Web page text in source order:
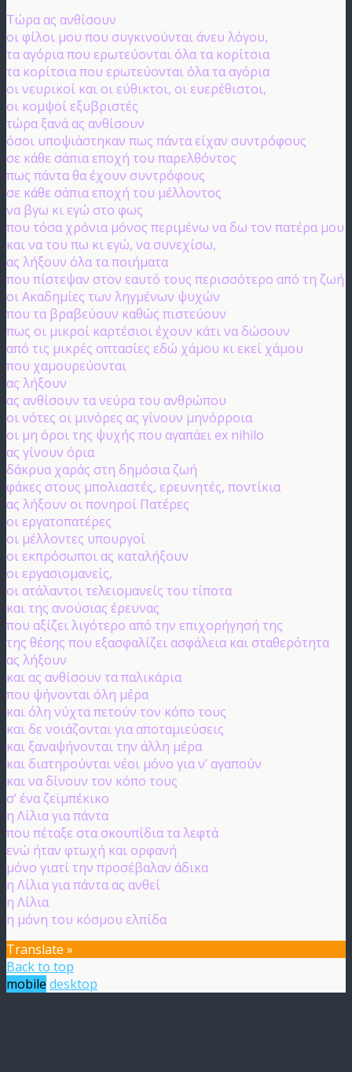
Τώρα ας ανθίσουν
οι φίλοι μου που συγκινούνται άνευ λόγου,
τα αγόρια που ερωτεύονται όλα τα κορίτσια
τα κορίτσια που ερωτεύονται όλα τα αγόρια
οι νευρικοί και οι εύθικτοι, οι ευερέθιστοι,
οι κομψοί εξυβριστές
τώρα ξανά ας ανθίσουν
όσοι υποψιάστηκαν πως πάντα είχαν συντρόφους
σε κάθε σάπια εποχή του παρελθόντος
πως πάντα θα έχουν συντρόφους
σε κάθε σάπια εποχή του μέλλοντος
να βγω κι εγώ στο φως
που τόσα χρόνια μόνος περιμένω να δω τον πατέρα μου
και να του πω κι εγώ, να συνεχίσω,
ας λήξουν όλα τα ποιήματα
που πίστεψαν στον εαυτό τους περισσότερο από τη ζωή
οι Ακαδημίες των ληγμένων ψυχών
που τα βραβεύουν καθώς πιστεύουν
πως οι μικροί καρτέσιοι έχουν κάτι να δώσουν
από τις μικρές οπτασίες εδώ χάμου κι εκεί χάμου
που χαμουρεύονται
ας λήξουν
ας ανθίσουν τα νεύρα του ανθρώπου
οι νότες οι μινόρες ας γίνουν μηνόρροια
οι μη όροι της ψυχής που αγαπάει ex nihilo
ας γίνουν όρια
δάκρυα χαράς στη δημόσια ζωή
φάκες στους μπολιαστές, ερευνητές, ποντίκια
ας λήξουν οι πονηροί Πατέρες
οι εργατοπατέρες
οι μέλλοντες υπουργοί
οι εκπρόσωποι ας καταλήξουν
οι εργασιομανείς,
οι ατάλαντοι τελειομανείς του τίποτα
και της ανούσιας έρευνας
που αξίζει λιγότερο από την επιχορήγησή της
της θέσης που εξασφαλίζει ασφάλεια και σταθερότητα
ας λήξουν
και ας ανθίσουν τα παλικάρια
που ψήνονται όλη μέρα
και όλη νύχτα πετούν τον κόπο τους
και δε νοιάζονται για αποταμιεύσεις
και ξαναψήνονται την άλλη μέρα
και διατηρούνται νέοι μόνο για ν’ αγαπούν
και να δίνουν τον κόπο τους
σ’ ένα ζεϊμπέκικο
η Λίλια για πάντα
που πέταξε στα σκουπίδια τα λεφτά
ενώ ήταν φτωχή και ορφανή
μόνο γιατί την προσέβαλαν άδικα
η Λίλια για πάντα ας ανθεί
η Λίλια
η μόνη του κόσμου ελπίδα
Translate »
Back to top
mobile desktop